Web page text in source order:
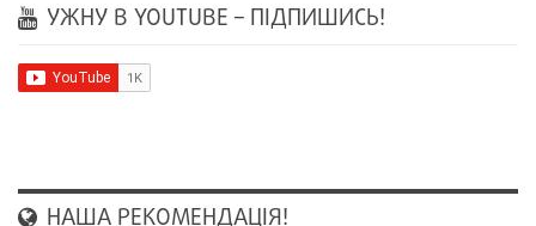
УЖНУ В YOUTUBE – ПІДПИШИСЬ!
НАША РЕКОМЕНДАЦІЯ!